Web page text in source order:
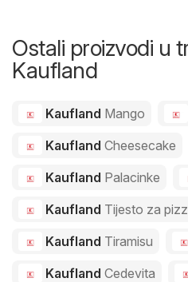
Ostali proizvodi u
Kaufland
Kaufland Mango
Kaufland Cheesecake
Kaufland Palacinke
Kaufland Tijesto za
Kaufland Tiramisu
Kaufland Cedevita